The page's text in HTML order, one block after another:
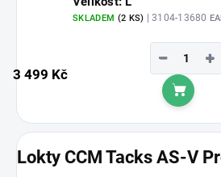
SKLADEM (2 KS) | 3104-13680
3 499 Kč
+
−
Do
Lokty CCM Tacks AS-V